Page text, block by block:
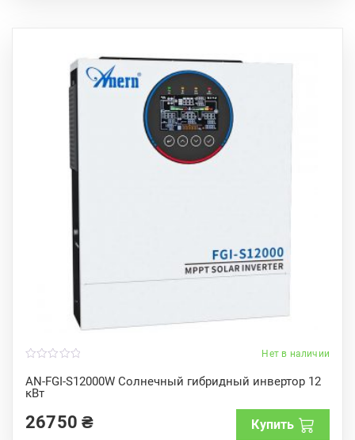
Нет в наличии
AN-FGI-S12000W Солнечный гибридный инвертор 12
кВт
o
u
t
f
5
26750₴ Купить